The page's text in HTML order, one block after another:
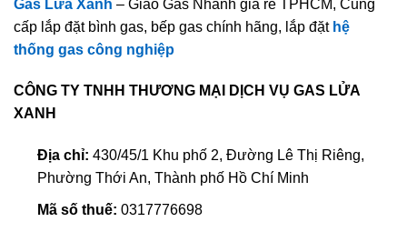
Gas Lửa Xanh – Giao Gas Nhanh giá rẻ TPHCM, Cung
cấp lắp đặt bình gas, bếp gas chính hãng, lắp đặt hệ
thống gas công nghiệp
CÔNG TY TNHH THƯƠNG MẠI DỊCH VỤ GAS LỬA
XANH
Địa chỉ: 430/45/1 Khu phố 2, Đường Lê Thị Riêng,
Phường Thới An, Thành phố Hồ Chí Minh
Mã số thuế: 0317776698